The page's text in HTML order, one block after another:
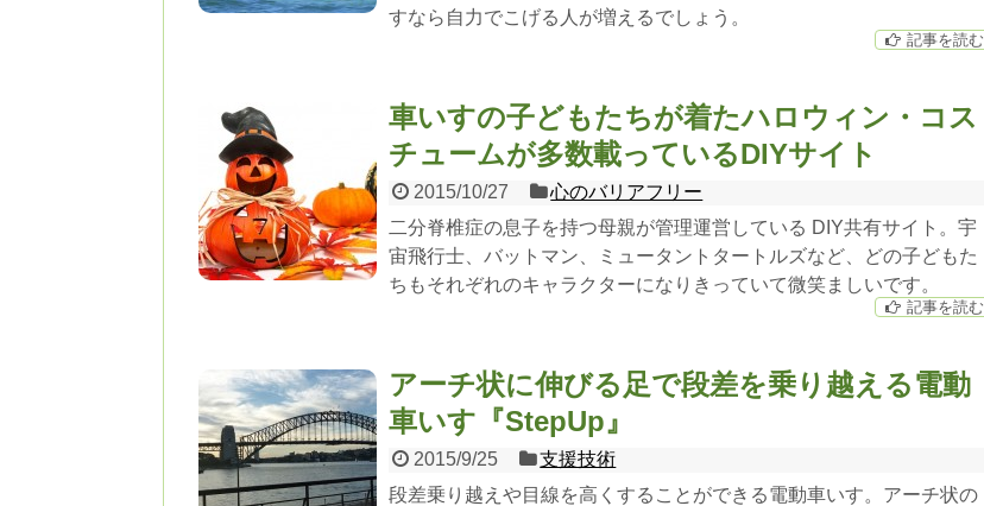
すなら自力でこげる人が増えるでしょう。
記事を読む
車いすの子どもたちが着たハロウィン・コス
チュームが多数載っているDIYサイト
2015/10/27
心のバリアフリー
二分脊椎症の息子を持つ母親が管理運営している DIY共有サイト。宇
宙飛行士、バットマン、ミュータントタートルズなど、どの子どもた
ちもそれぞれのキャラクターになりきっていて微笑ましいです。
記事を読む
アーチ状に伸びる足で段差を乗り越える電動
車いす『StepUp』
2015/9/25
支援技術
段差乗り越えや目線を高くすることができる電動車いす。アーチ状の